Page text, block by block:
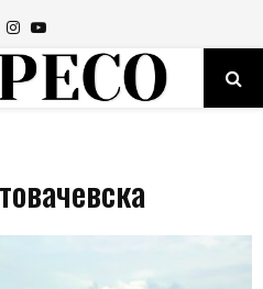
Instagram
Youtube